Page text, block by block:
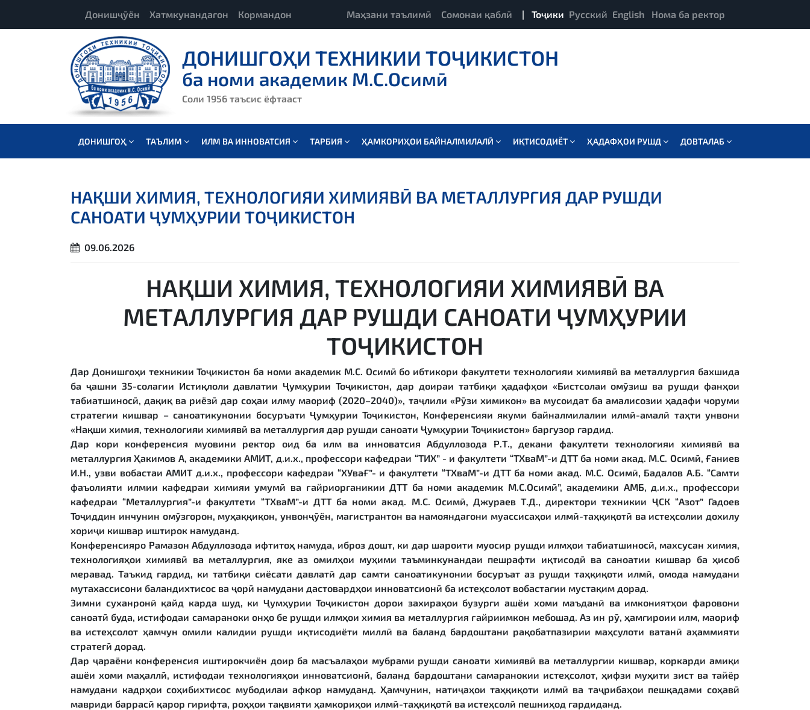
Донишҷӯён Хатмкунандагон Кормандон Маҳзани таълимӣ Сомонаи қаблӣ | Тоҷики Русский English Нома ба ректор
ДОНИШГОҲИ ТЕХНИКИИ ТОҶИКИСТОН
ба номи академик М.С.Осимӣ
Соли 1956 таъсис ёфтааст
ДОНИШГОҲ ТАЪЛИМ ИЛМ ВА ИННОВАТСИЯ ТАРБИЯ ҲАМКОРИҲОИ БАЙНАЛМИЛАЛӢ ИҚТИСОДИЁТ ҲАДАФҲОИ РУШД ДОВТАЛАБ
НАҚШИ ХИМИЯ, ТЕХНОЛОГИЯИ ХИМИЯВӢ ВА МЕТАЛЛУРГИЯ ДАР РУШДИ
САНОАТИ ҶУМҲУРИИ ТОҶИКИСТОН
09.06.2026
НАҚШИ ХИМИЯ, ТЕХНОЛОГИЯИ ХИМИЯВӢ ВА
МЕТАЛЛУРГИЯ ДАР РУШДИ САНОАТИ ҶУМҲУРИИ
ТОҶИКИСТОН
Дар Донишгоҳи техникии Тоҷикистон ба номи академик М.С. Осимӣ бо ибтикори факултети технологияи химиявӣ ва металлургия бахшида
ба ҷашни 35-солагии Истиқлоли давлатии Ҷумҳурии Тоҷикистон, дар доираи татбиқи ҳадафҳои «Бистсолаи омӯзиш ва рушди фанҳои
табиатшиносӣ, дақиқ ва риёзӣ дар соҳаи илму маориф (2020–2040)», таҷлили «Рӯзи химикон» ва мусоидат ба амалисозии ҳадафи чоруми
стратегии кишвар – саноатикунонии босуръати Ҷумҳурии Тоҷикистон, Конференсияи якуми байналмилалии илмӣ-амалӣ таҳти унвони
«Нақши химия, технологияи химиявӣ ва металлургия дар рушди саноати Ҷумҳурии Тоҷикистон» баргузор гардид.
Дар кори конференсия муовини ректор оид ба илм ва инноватсия Абдуллозода Р.Т., декани факултети технологияи химиявӣ ва
металлургия Ҳакимов А, академики АМИТ, д.и.х., профессори кафедраи “ТИХ” - и факултети “ТХваМ”-и ДТТ ба номи акад. М.С. Осимӣ, Ғаниев
И.Н., узви вобастаи АМИТ д.и.х., профессори кафедраи “ХУваҒ”- и факултети “ТХваМ”-и ДТТ ба номи акад. М.С. Осимӣ, Бадалов А.Б. “Самти
фаъолияти илмии кафедраи химияи умумӣ ва ғайриорганикии ДТТ ба номи академик М.С.Осимӣ”, академики АМБ, д.и.х., профессори
кафедраи “Металлургия”-и факултети “ТХваМ”-и ДТТ ба номи акад. М.С. Осимӣ, Джураев Т.Д., директори техникии ҶСК “Азот” Гадоев
Тоҷиддин инчунин омӯзгорон, муҳаққиқон, унвонҷӯён, магистрантон ва намояндагони муассисаҳои илмӣ-таҳқиқотӣ ва истеҳсолии дохилу
хориҷи кишвар иштирок намуданд.
Конференсияро Рамазон Абдуллозода ифтитоҳ намуда, иброз дошт, ки дар шароити муосир рушди илмҳои табиатшиносӣ, махсусан химия,
технологияҳои химиявӣ ва металлургия, яке аз омилҳои муҳими таъминкунандаи пешрафти иқтисодӣ ва саноатии кишвар ба ҳисоб
меравад. Таъкид гардид, ки татбиқи сиёсати давлатӣ дар самти саноатикунонии босуръат аз рушди таҳқиқоти илмӣ, омода намудани
мутахассисони баландихтисос ва ҷорӣ намудани дастовардҳои инноватсионӣ ба истеҳсолот вобастагии мустақим дорад.
Зимни суханронӣ қайд карда шуд, ки Ҷумҳурии Тоҷикистон дорои захираҳои бузурги ашёи хоми маъданӣ ва имкониятҳои фаровони
саноатӣ буда, истифодаи самараноки онҳо бе рушди илмҳои химия ва металлургия ғайриимкон мебошад. Аз ин рӯ, ҳамгироии илм, маориф
ва истеҳсолот ҳамчун омили калидии рушди иқтисодиёти миллӣ ва баланд бардоштани рақобатпазирии маҳсулоти ватанӣ аҳаммияти
стратегӣ дорад.
Дар ҷараёни конференсия иштирокчиён доир ба масъалаҳои мубрами рушди саноати химиявӣ ва металлургии кишвар, коркарди амиқи
ашёи хоми маҳаллӣ, истифодаи технологияҳои инноватсионӣ, баланд бардоштани самаранокии истеҳсолот, ҳифзи муҳити зист ва тайёр
намудани кадрҳои соҳибихтисос мубодилаи афкор намуданд. Ҳамчунин, натиҷаҳои таҳқиқоти илмӣ ва таҷрибаҳои пешқадами соҳавӣ
мавриди баррасӣ қарор гирифта, роҳҳои тақвияти ҳамкориҳои илмӣ-таҳқиқотӣ ва истеҳсолӣ пешниҳод гардиданд.